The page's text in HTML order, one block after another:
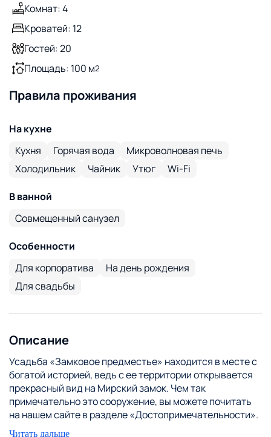
Комнат: 4
Кроватей: 12
Гостей: 20
Площадь: 100 м2
Правила проживания
На кухне
Кухня
Горячая вода
Микроволновая печь
Холодильник
Чайник Утюг Wi-Fi
В ванной
Совмещенный санузел
Особенности
Для корпоратива
На день рождения
Для свадьбы
Описание
Усадьба «Замковое предместье» находится в месте с
богатой историей, ведь с ее территории открывается
прекрасный вид на Мирский замок. Чем так
примечательно это сооружение, вы можете почитать
на нашем сайте в разделе «Достопримечательности».
Старинный замок – является символом Беларуси
Читать дальше